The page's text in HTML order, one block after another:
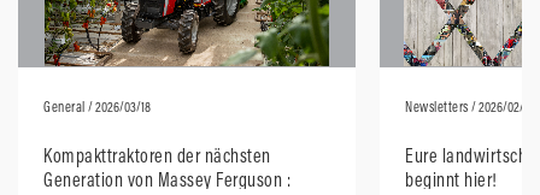
General / 2026/03/18
Kompakttraktoren der nächsten
Generation von Massey Ferguson :
Newsletters / 2026/02/13
Eure
beginnt hier!